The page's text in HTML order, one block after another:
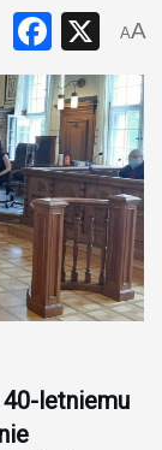
X
AA
40-letniemu